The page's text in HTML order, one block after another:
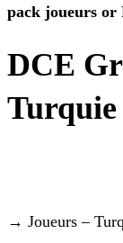
pack joueurs or
DCE
Turquie
→ Joueurs –